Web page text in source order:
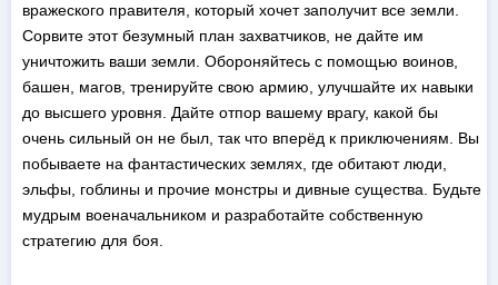
вражеского правителя, который хочет заполучит все земли.
Сорвите этот безумный план захватчиков, не дайте им
уничтожить ваши земли. Обороняйтесь с помощью воинов,
башен, магов, тренируйте свою армию, улучшайте их навыки
до высшего уровня. Дайте отпор вашему врагу, какой бы
очень сильный он не был, так что вперёд к приключениям. Вы
побываете на фантастических землях, где обитают люди,
эльфы, гоблины и прочие монстры и дивные существа. Будьте
мудрым военачальником и разработайте собственную
стратегию для боя.